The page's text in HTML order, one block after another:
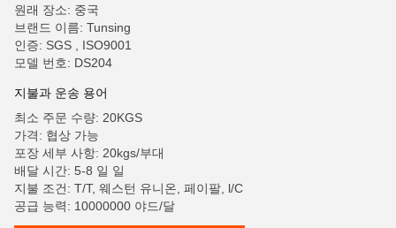
원래 장소: 중국
브랜드 이름: Tunsing
인증: SGS , ISO9001
모델 번호: DS204
지불과 운송 용어
최소 주문 수량: 20KGS
가격: 협상 가능
포장 세부 사항: 20kgs/부대
배달 시간: 5-8 일 일
지불 조건: T/T, 웨스턴 유니온, 페이팔, l/C
공급 능력: 10000000 야드/달